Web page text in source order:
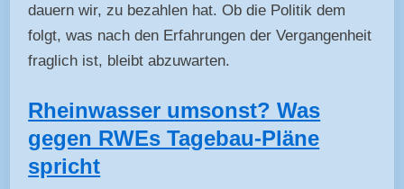
dauern wir, zu bezahlen hat. Ob die Politik dem
folgt, was nach den Erfahrungen der Vergangenheit
fraglich ist, bleibt abzuwarten.
Rheinwasser umsonst? Was
gegen RWEs Tagebau-Pläne
spricht